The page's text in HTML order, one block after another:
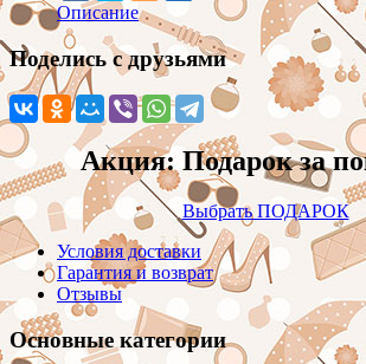
Описание
Поделись с друзьями
Акция: Подарок за
Выбрать ПОДАРОК
Условия доставки
Гарантия и возврат
Отзывы
Основные категории